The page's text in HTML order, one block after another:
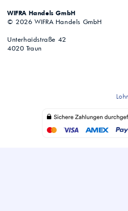
WIFRA Handels GmbH
© 2026 WIFRA Handels GmbH
Unterhaidstraße 42
4020 Traun